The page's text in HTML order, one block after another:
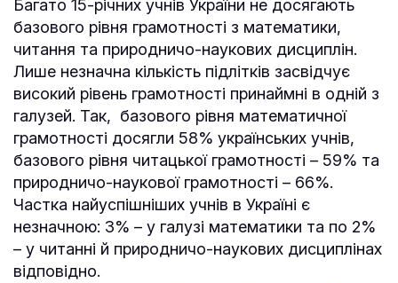
Багато 15-річних учнів України не досягають
базового рівня грамотності з математики,
читання та природничо-наукових дисциплін.
Лише незначна кількість підлітків засвідчує
високий рівень грамотності принаймні в одній з
галузей. Так, базового рівня математичної
грамотності досягли 58% українських учнів,
базового рівня читацької грамотності – 59% та
природничо-наукової грамотності – 66%.
Частка найуспішніших учнів в Україні є
незначною: 3% – у галузі математики та по 2%
– у читанні й природничо-наукових дисциплінах
відповідно.